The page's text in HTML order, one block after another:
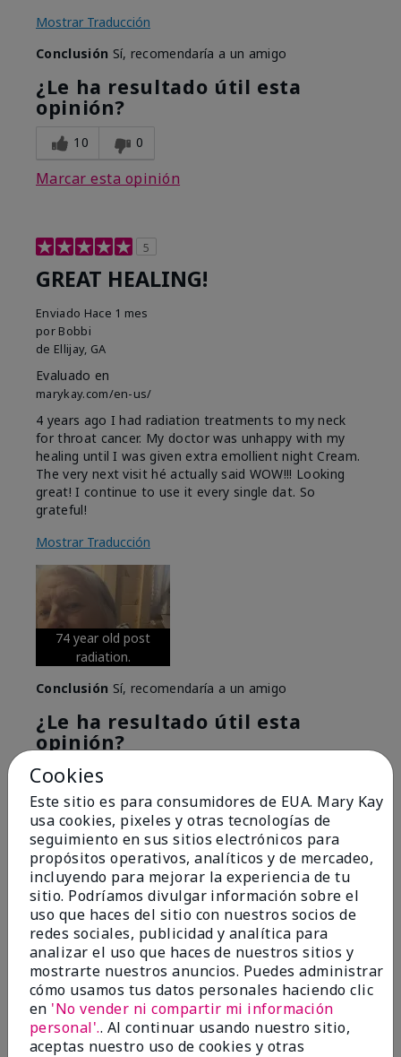
Mostrar Traducción
Conclusión Sí, recomendaría a un amigo
¿Le ha resultado útil esta
opinión?
10 0
Marcar esta opinión
5
GREAT HEALING!
Enviado Hace 1 mes
por Bobbi
de Ellijay, GA
Evaluado en
marykay.com/en-us/
4 years ago I had radiation treatments to my neck
for throat cancer. My doctor was unhappy with my
healing until I was given extra emollient night Cream.
The very next visit hé actually said WOW!!! Looking
great! I continue to use it every single dat. So
grateful!
Mostrar Traducción
74 year old post
radiation.
Conclusión Sí, recomendaría a un amigo
¿Le ha resultado útil esta
opinión?
6
Marcar esta opinión
5
Great Night time emollient
EnviadoHace 2 meses
porSonia G
deChicago'Il
Evaluado en
marykay.com/en-us/
Cookies
Este sitio es para consumidores de EUA. Mary Kay
usa cookies, pixeles y otras tecnologías de
seguimiento en sus sitios electrónicos para
propósitos operativos, analíticos y de mercadeo,
incluyendo para mejorar la experiencia de tu
sitio. Podríamos divulgar información sobre el
uso que haces del sitio con nuestros socios de
redes sociales, publicidad y analítica para
analizar el uso que haces de nuestros sitios y
mostrarte nuestros anuncios. Puedes administrar
cómo usamos tus datos personales haciendo clic
en 'No vender ni compartir mi información
personal'.. Al continuar usando nuestro sitio,
aceptas nuestro uso de cookies y otras